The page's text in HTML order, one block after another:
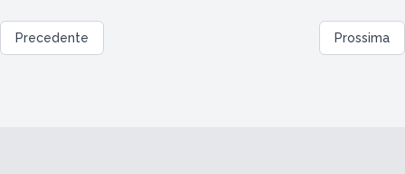
Precedente Prossima